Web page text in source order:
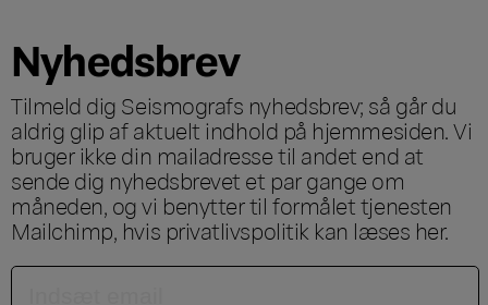
Nyhedsbrev
Tilmeld dig Seismografs nyhedsbrev; så går du
aldrig glip af aktuelt indhold på hjemmesiden. Vi
bruger ikke din mailadresse til andet end at
sende dig nyhedsbrevet et par gange om
måneden, og vi benytter til formålet tjenesten
Mailchimp, hvis privatlivspolitik kan læses her.